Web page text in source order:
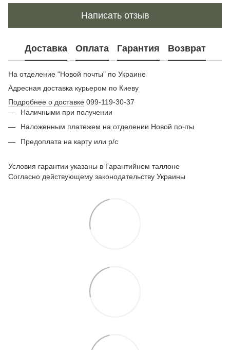
Написать отзыв
Доставка Оплата Гарантия Возврат
На отделение "Новой почты" по Украине
Адресная доставка курьером по Киеву
Подробнее о доставке 099-119-30-37
Наличными при получении
Наложенным платежем на отделении Новой почты
Предоплата на карту или р/с
Условия гарантии указаны в Гарантийном таллоне
Согласно действующему законодательству Украины